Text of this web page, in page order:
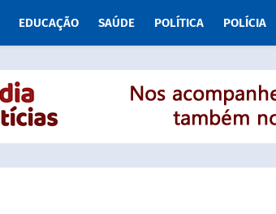
EDUCAÇÃO SAÚDE POLÍTICA POLÍCIA